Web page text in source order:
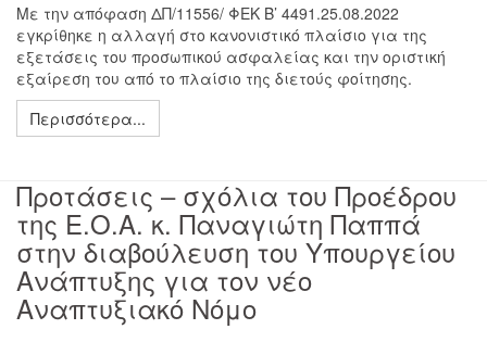
Με την απόφαση ΔΠ/11556/ ΦΕΚ Β’ 4491.25.08.2022
εγκρίθηκε η αλλαγή στο κανονιστικό πλαίσιο για της
εξετάσεις του προσωπικού ασφαλείας και την οριστική
εξαίρεση του από το πλαίσιο της διετούς φοίτησης.
Περισσότερα...
Προτάσεις – σχόλια του Προέδρου
της Ε.Ο.Α. κ. Παναγιώτη Παππά
στην διαβούλευση του Υπουργείου
Ανάπτυξης για τον νέο
Αναπτυξιακό Νόμο